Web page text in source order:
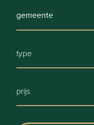
type
prijs